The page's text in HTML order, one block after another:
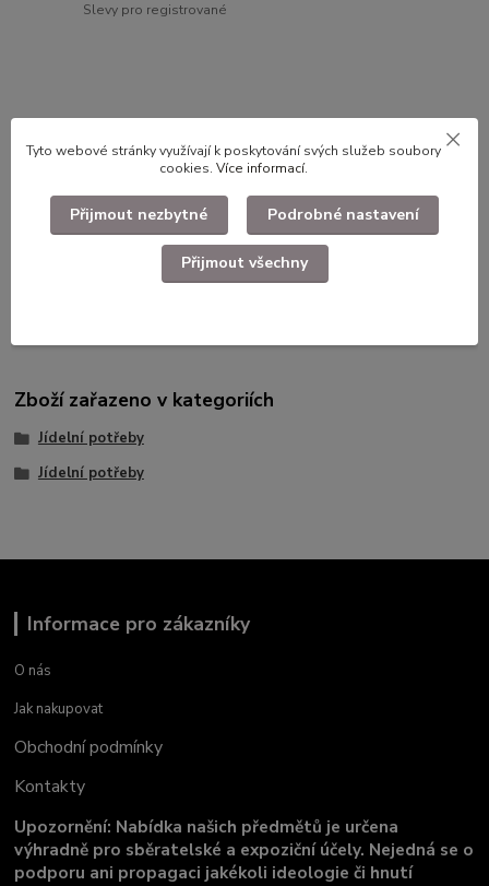
Slevy pro registrované
Zboží zařazeno v kategoriích
Jídelní potřeby
Jídelní potřeby
Informace pro zákazníky
O nás
Jak nakupovat
Obchodní podmínky
Kontakty
Upozornění: Nabídka našich předmětů je určena
výhradně pro sběratelské a expoziční účely. Nejedná se o
podporu ani propagaci jakékoli ideologie či hnutí
Tyto webové stránky využívají k poskytování svých služeb soubory
cookies. Více informací.
Přijmout nezbytné Podrobné nastavení
Přijmout všechny